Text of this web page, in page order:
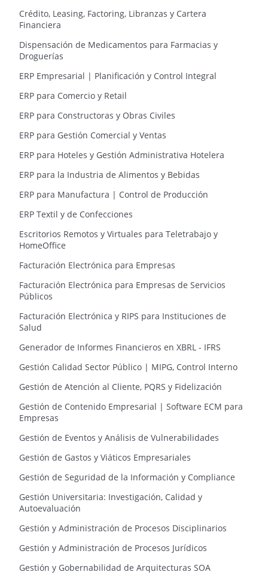
Crédito, Leasing, Factoring, Libranzas y Cartera
Financiera
Dispensación de Medicamentos para Farmacias y
Droguerías
ERP Empresarial | Planificación y Control Integral
ERP para Comercio y Retail
ERP para Constructoras y Obras Civiles
ERP para Gestión Comercial y Ventas
ERP para Hoteles y Gestión Administrativa Hotelera
ERP para la Industria de Alimentos y Bebidas
ERP para Manufactura | Control de Producción
ERP Textil y de Confecciones
Escritorios Remotos y Virtuales para Teletrabajo y
HomeOffice
Facturación Electrónica para Empresas
Facturación Electrónica para Empresas de Servicios
Públicos
Facturación Electrónica y RIPS para Instituciones de
Salud
Generador de Informes Financieros en XBRL - IFRS
Gestión Calidad Sector Público | MIPG, Control Interno
Gestión de Atención al Cliente, PQRS y Fidelización
Gestión de Contenido Empresarial | Software ECM para
Empresas
Gestión de Eventos y Análisis de Vulnerabilidades
Gestión de Gastos y Viáticos Empresariales
Gestión de Seguridad de la Información y Compliance
Gestión Universitaria: Investigación, Calidad y
Autoevaluación
Gestión y Administración de Procesos Disciplinarios
Gestión y Administración de Procesos Jurídicos
Gestión y Gobernabilidad de Arquitecturas SOA